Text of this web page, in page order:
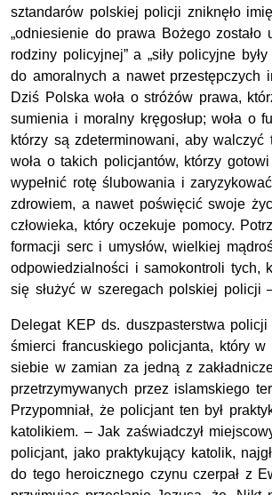
sztandarów polskiej policji zniknęło
„odniesienie do prawa Bożego zostało
rodziny policyjnej” a „siły policyjne
do amoralnych a nawet przestępczych
Dziś Polska woła o stróżów prawa,
sumienia i moralny kręgosłup; woła o
którzy są zdeterminowani, aby walczyć
woła o takich policjantów, którzy
wypełnić rotę ślubowania i
zdrowiem, a nawet poświęcić swoje
człowieka, który oczekuje pomocy.
formacji serc i umysłów, wielkiej
odpowiedzialności i samokontroli tych,
się służyć w szeregach polskiej policji
Delegat KEP ds. duszpasterstwa policji
śmierci francuskiego policjanta, który w
siebie w zamian za jedną z
przetrzymywanych przez islamskiego
Przypomniał, że policjant ten był
katolikiem. – Jak zaświadczył
policjant, jako praktykujący katolik,
do tego heroicznego czynu czerpał z